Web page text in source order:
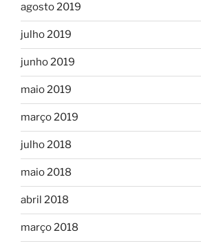
agosto 2019
julho 2019
junho 2019
maio 2019
março 2019
julho 2018
maio 2018
abril 2018
março 2018